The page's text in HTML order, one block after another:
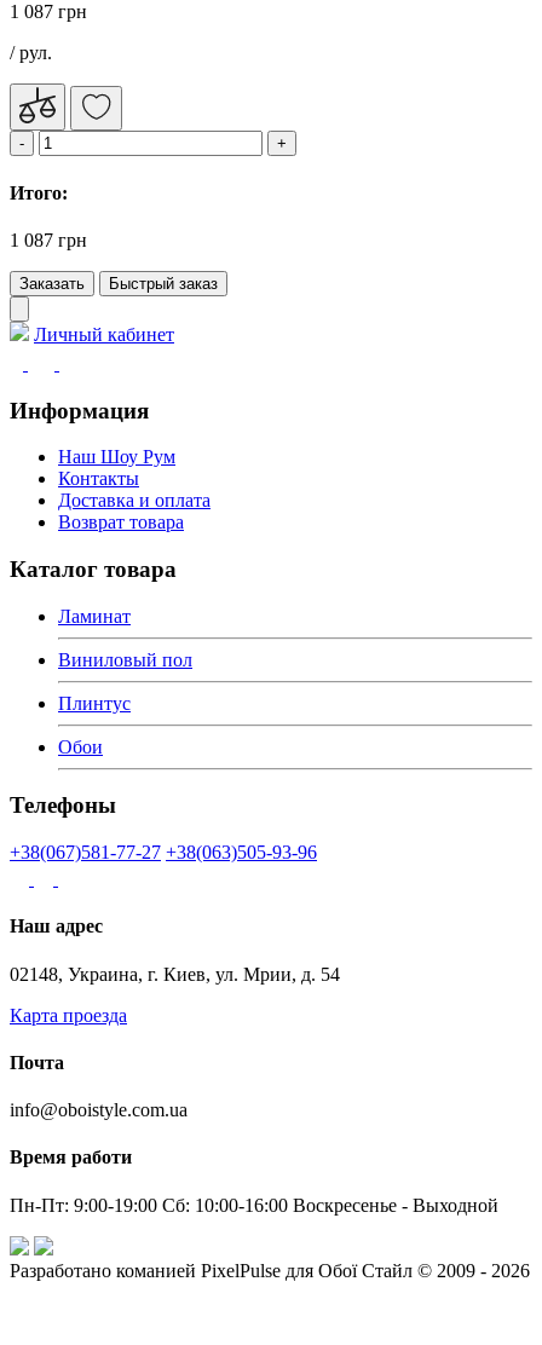
1 087 грн
/ рул.
Итого:
1 087 грн
Заказать Быстрый заказ
Личный кабинет
Информация
Наш Шоу Рум
Контакты
Доставка и оплата
Возврат товара
Каталог товара
Ламинат
Виниловый пол
Плинтус
Обои
Телефоны
+38(067)581-77-27 +38(063)505-93-96
Наш адрес
02148, Украина, г. Киев, ул. Мрии, д. 54
Карта проезда
Почта
info@oboistyle.com.ua
Время работи
Пн-Пт: 9:00-19:00 Сб: 10:00-16:00 Воскресенье - Выходной
Разработано команией PixelPulse для Обої Стайл © 2009 - 2026